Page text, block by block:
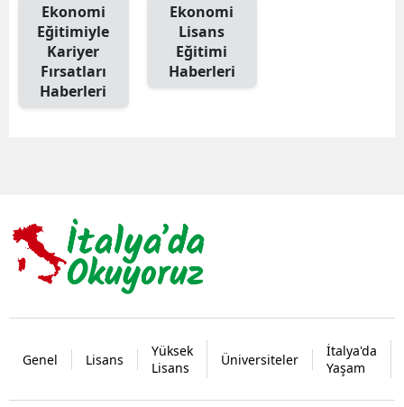
Ekonomi
Eğitimiyle
Kariyer
Fırsatları
Haberleri
Ekonomi
Lisans
Eğitimi
Haberleri
Genel Lisans
Yüksek
Lisans
Üniversiteler
İtalya'da
Yaşam